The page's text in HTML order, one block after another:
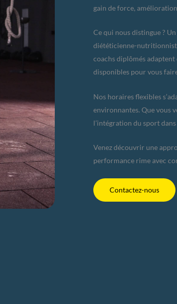
gain de force,
Ce qui nous distingue ?
diététicienne-
coachs diplômés
disponibles pour vous
Nos horaires flexibles
environnantes. Que vous
l’intégration du sport
Venez découvrir une
performance rime avec
Contactez-nous